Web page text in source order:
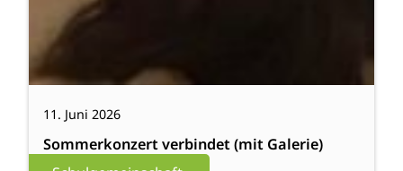
11. Juni 2026
Sommerkonzert verbindet (mit Galerie)